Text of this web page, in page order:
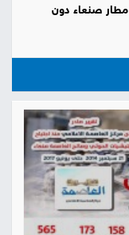
مطار صنعاء دون